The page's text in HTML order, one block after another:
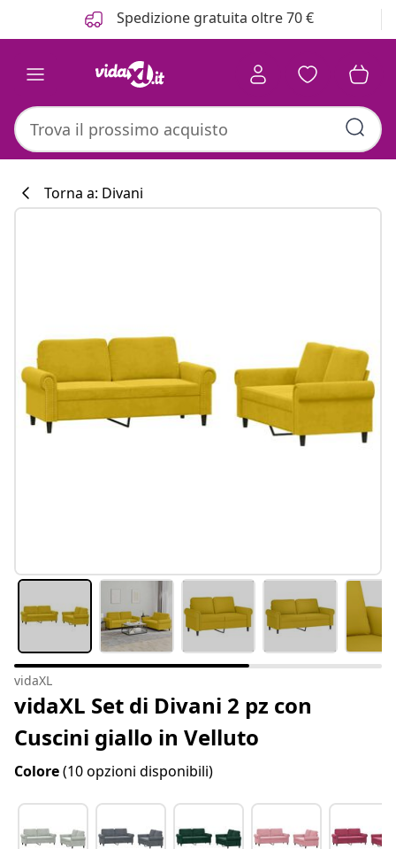
Spedizione gratuita oltre 70 €
Torna a: Divani
vidaXL
vidaXL Set di Divani 2 pz con
Cuscini giallo in Velluto
Colore(10 opzioni disponibili)